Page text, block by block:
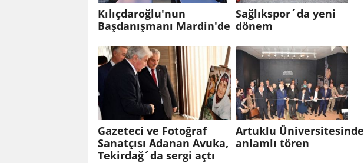
Kılıçdaroğlu'nun
Başdanışmanı Mardin'de
Sağlıkspor´da yeni
dönem
Gazeteci ve Fotoğraf
Sanatçısı Adanan Avuka,
Tekirdağ´da sergi açtı
Artuklu Üniversitesinde
anlamlı tören